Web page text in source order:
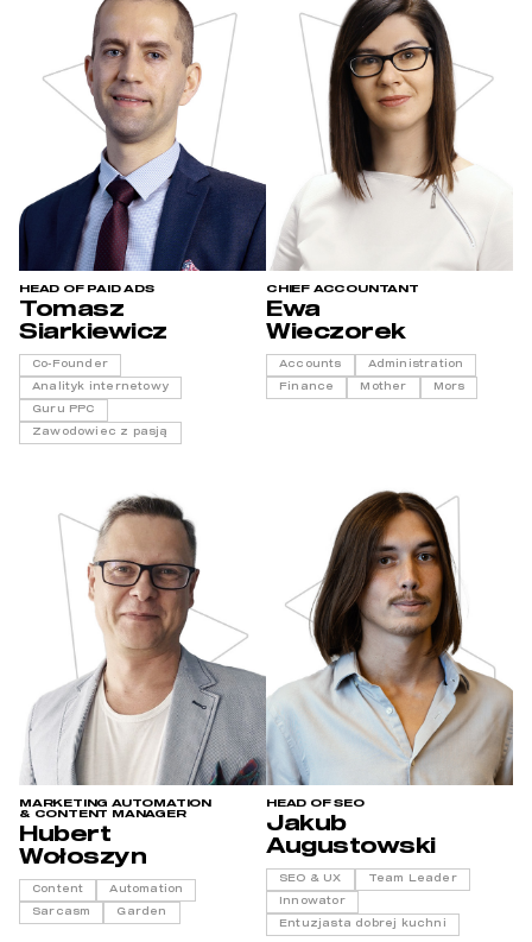
HEAD OF PAID ADS
Tomasz
Siarkiewicz
Co-Founder
Analityk internetowy
Guru PPC
Zawodowiec z pasją
CHIEF ACCOUNTANT
Ewa
Wieczorek
Accounts Administration
Finance Mother Mors
MARKETING AUTOMATION
& CONTENT MANAGER
Hubert
Wołoszyn
Content Automation
Sarcasm Garden
HEAD OF SEO
Jakub
Augustowski
SEO & UX Team Leader
Innowator
Entuzjasta dobrej kuchni